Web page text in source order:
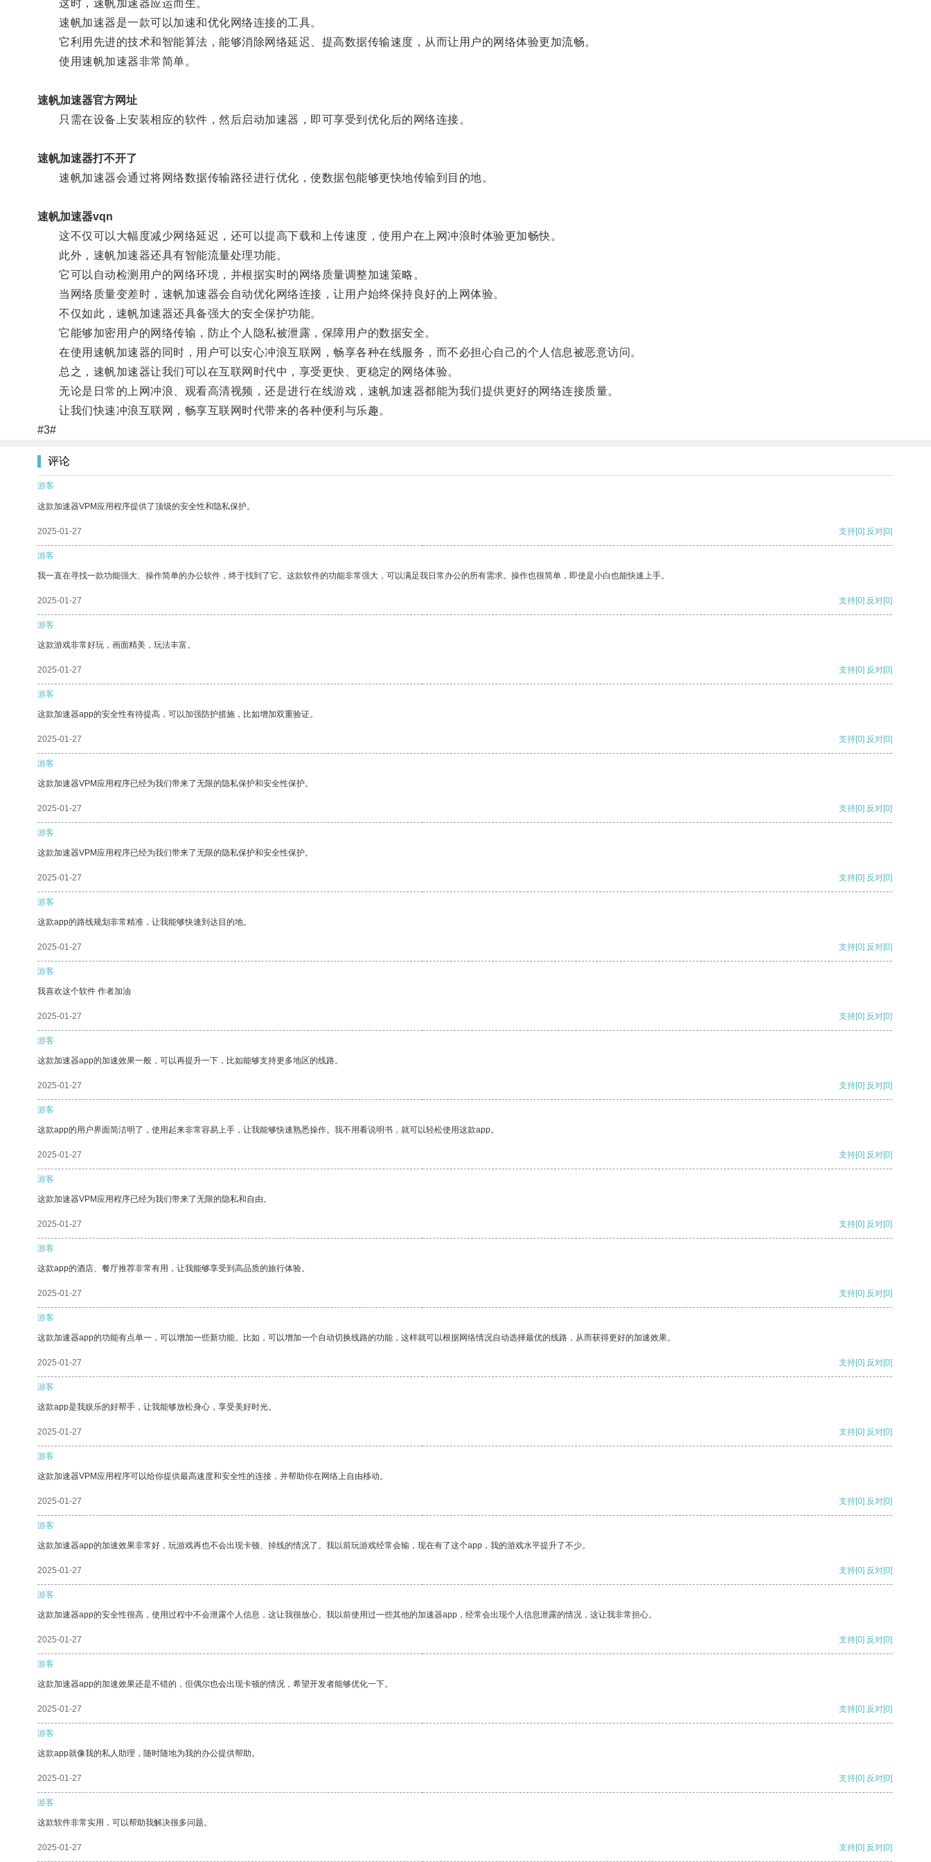
这时，速帆加速器应运而生。
速帆加速器是一款可以加速和优化网络连接的工具。
它利用先进的技术和智能算法，能够消除网络延迟、提高数据传输速度，从而让用户的网络体验更加流畅。
使用速帆加速器非常简单。
速帆加速器官方网址
只需在设备上安装相应的软件，然后启动加速器，即可享受到优化后的网络连接。
速帆加速器打不开了
速帆加速器会通过将网络数据传输路径进行优化，使数据包能够更快地传输到目的地。
速帆加速器vqn
这不仅可以大幅度减少网络延迟，还可以提高下载和上传速度，使用户在上网冲浪时体验更加畅快。
此外，速帆加速器还具有智能流量处理功能。
它可以自动检测用户的网络环境，并根据实时的网络质量调整加速策略。
当网络质量变差时，速帆加速器会自动优化网络连接，让用户始终保持良好的上网体验。
不仅如此，速帆加速器还具备强大的安全保护功能。
它能够加密用户的网络传输，防止个人隐私被泄露，保障用户的数据安全。
在使用速帆加速器的同时，用户可以安心冲浪互联网，畅享各种在线服务，而不必担心自己的个人信息被恶意访问。
总之，速帆加速器让我们可以在互联网时代中，享受更快、更稳定的网络体验。
无论是日常的上网冲浪、观看高清视频，还是进行在线游戏，速帆加速器都能为我们提供更好的网络连接质量。
让我们快速冲浪互联网，畅享互联网时代带来的各种便利与乐趣。
#3#
评论
游客
这款加速器VPM应用程序提供了顶级的安全性和隐私保护。
2025-01-27 支持[0] 反对[0]
游客
我一直在寻找一款功能强大、操作简单的办公软件，终于找到了它。这款软件的功能非常强大，可以满足我日常办公的所有需求。操作也很简单，即使是小白也能快速上手。
2025-01-27 支持[0] 反对[0]
游客
这款游戏非常好玩，画面精美，玩法丰富。
2025-01-27 支持[0] 反对[0]
游客
这款加速器app的安全性有待提高，可以加强防护措施，比如增加双重验证。
2025-01-27 支持[0] 反对[0]
游客
这款加速器VPM应用程序已经为我们带来了无限的隐私保护和安全性保护。
2025-01-27 支持[0] 反对[0]
游客
这款加速器VPM应用程序已经为我们带来了无限的隐私保护和安全性保护。
2025-01-27 支持[0] 反对[0]
游客
这款app的路线规划非常精准，让我能够快速到达目的地。
2025-01-27 支持[0] 反对[0]
游客
我喜欢这个软件 作者加油
2025-01-27 支持[0] 反对[0]
游客
这款加速器app的加速效果一般，可以再提升一下，比如能够支持更多地区的线路。
2025-01-27 支持[0] 反对[0]
游客
这款app的用户界面简洁明了，使用起来非常容易上手，让我能够快速熟悉操作。我不用看说明书，就可以轻松使用这款app。
2025-01-27 支持[0] 反对[0]
游客
这款加速器VPM应用程序已经为我们带来了无限的隐私和自由。
2025-01-27 支持[0] 反对[0]
游客
这款app的酒店、餐厅推荐非常有用，让我能够享受到高品质的旅行体验。
2025-01-27 支持[0] 反对[0]
游客
这款加速器app的功能有点单一，可以增加一些新功能。比如，可以增加一个自动切换线路的功能，这样就可以根据网络情况自动选择最优的线路，从而获得更好的加速效果。
2025-01-27 支持[0] 反对[0]
游客
这款app是我娱乐的好帮手，让我能够放松身心，享受美好时光。
2025-01-27 支持[0] 反对[0]
游客
这款加速器VPM应用程序可以给你提供最高速度和安全性的连接，并帮助你在网络上自由移动。
2025-01-27 支持[0] 反对[0]
游客
这款加速器app的加速效果非常好，玩游戏再也不会出现卡顿、掉线的情况了。我以前玩游戏经常会输，现在有了这个app，我的游戏水平提升了不少。
2025-01-27 支持[0] 反对[0]
游客
这款加速器app的安全性很高，使用过程中不会泄露个人信息，这让我很放心。我以前使用过一些其他的加速器app，经常会出现个人信息泄露的情况，这让我非常担心。
2025-01-27 支持[0] 反对[0]
游客
这款加速器app的加速效果还是不错的，但偶尔也会出现卡顿的情况，希望开发者能够优化一下。
2025-01-27 支持[0] 反对[0]
游客
这款app就像我的私人助理，随时随地为我的办公提供帮助。
2025-01-27 支持[0] 反对[0]
游客
这款软件非常实用，可以帮助我解决很多问题。
2025-01-27 支持[0] 反对[0]